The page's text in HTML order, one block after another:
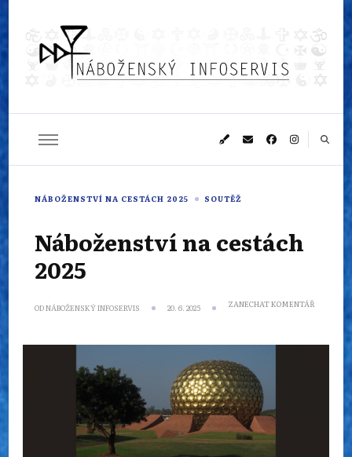
Náboženský
infoservis
NÁBOŽENSTVÍ NA CESTÁCH 2025 SOUTĚŽ
Náboženství na cestách
2025
ODNÁBOŽENSKÝ INFOSERVIS 20. 6. 2025 ZANECHAT KOMENTÁŘ
2025